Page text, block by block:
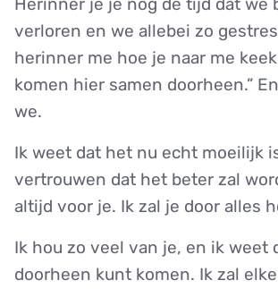
verloren en we allebei zo
herinner me hoe je naar me keek
komen hier samen doorheen.”
we.
Ik weet dat het nu echt moeilijk
vertrouwen dat het beter zal
altijd voor je. Ik zal je door alles
Ik hou zo veel van je, en ik weet
doorheen kunt komen. Ik zal